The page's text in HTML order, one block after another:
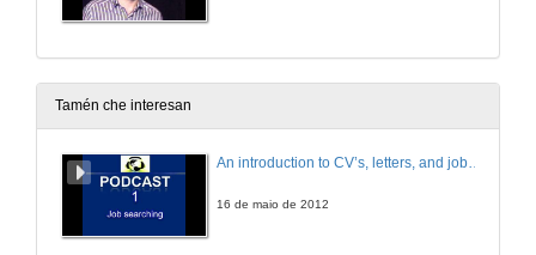
Tamén che interesan
An introduction to CV’s, letters, and job searching
16 de maio de 2012